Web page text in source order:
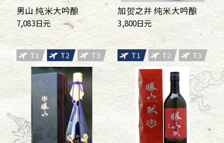
男山 纯米大吟酿
7,083日元
加贺之井 纯米大吟酿
3,800日元